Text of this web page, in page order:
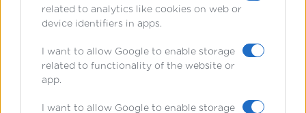
related to analytics like cookies on web or
device identifiers in apps.
I want to allow Google to enable storage
related to functionality of the website or
app.
I want to allow Google to enable storage